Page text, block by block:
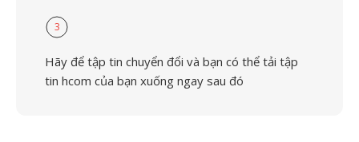
3
Hãy để tập tin chuyển đổi và bạn có thể tải tập
tin hcom của bạn xuống ngay sau đó